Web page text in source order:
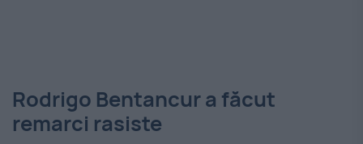
Rodrigo Bentancur a făcut
remarci rasiste